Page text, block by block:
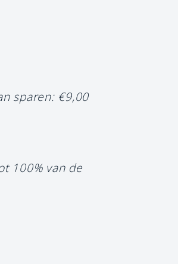
sparen: €9,00
100% van de